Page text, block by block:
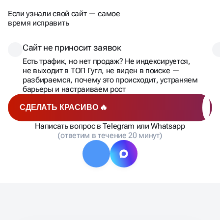
Если узнали свой сайт — самое
время исправить
СДЕЛАТЬ КРАСИВО 🔥
Написать вопрос в Telegram или Whatsapp
(ответим в течение 20 минут)
Сайт не приносит заявок
Есть трафик, но нет продаж? Не индексируется,
не выходит в ТОП Гугл, не виден в поиске —
разбираемся, почему это происходит, устраняем
барьеры и настраиваем рост